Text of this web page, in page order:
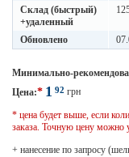
Склад (быстрый)
+удаленный
Обновлено
Минимально-
Цена:* 1 92 грн
* цена будет выше, если
заказа. Точную цену можно
+ нанесение по запросу